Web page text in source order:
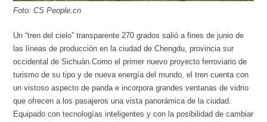
Foto: CS People.cn
Un “tren del cielo” transparente 270 grados salió a fines de junio de
las líneas de producción en la ciudad de Chengdu, provincia sur
occidental de Sichuán.Como el primer nuevo proyecto ferroviario de
turismo de su tipo y de nueva energía del mundo, el tren cuenta con
un vistoso aspecto de panda e incorpora grandes ventanas de vidrio
que ofrecen a los pasajeros una vista panorámica de la ciudad.
Equipado con tecnologías inteligentes y con la posibilidad de cambiar